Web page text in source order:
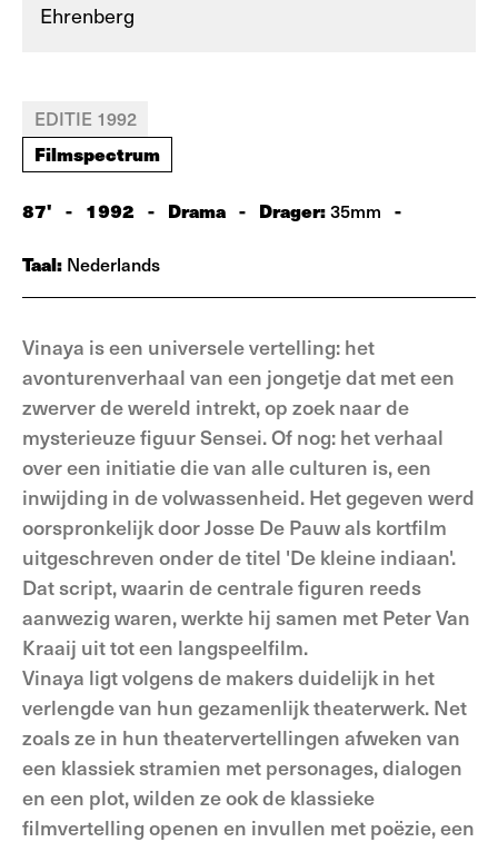
Ehrenberg
EDITIE 1992
Filmspectrum
87' - 1992 - Drama - Drager:35mm -
Taal: Nederlands
Vinaya is een universele vertelling: het
avonturenverhaal van een jongetje dat met een
zwerver de wereld intrekt, op zoek naar de
mysterieuze figuur Sensei. Of nog: het verhaal
over een initiatie die van alle culturen is, een
inwijding in de volwassenheid. Het gegeven werd
oorspronkelijk door Josse De Pauw als kortfilm
uitgeschreven onder de titel 'De kleine indiaan'.
Dat script, waarin de centrale figuren reeds
aanwezig waren, werkte hij samen met Peter Van
Kraaij uit tot een langspeelfilm.
Vinaya ligt volgens de makers duidelijk in het
verlengde van hun gezamenlijk theaterwerk. Net
zoals ze in hun theatervertellingen afweken van
een klassiek stramien met personages, dialogen
en een plot, wilden ze ook de klassieke
filmvertelling openen en invullen met poëzie, een